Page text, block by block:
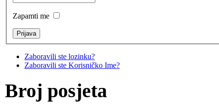
Zapamti me
Zaboravili ste lozinku?
Zaboravili ste Korisničko Ime?
Broj posjeta